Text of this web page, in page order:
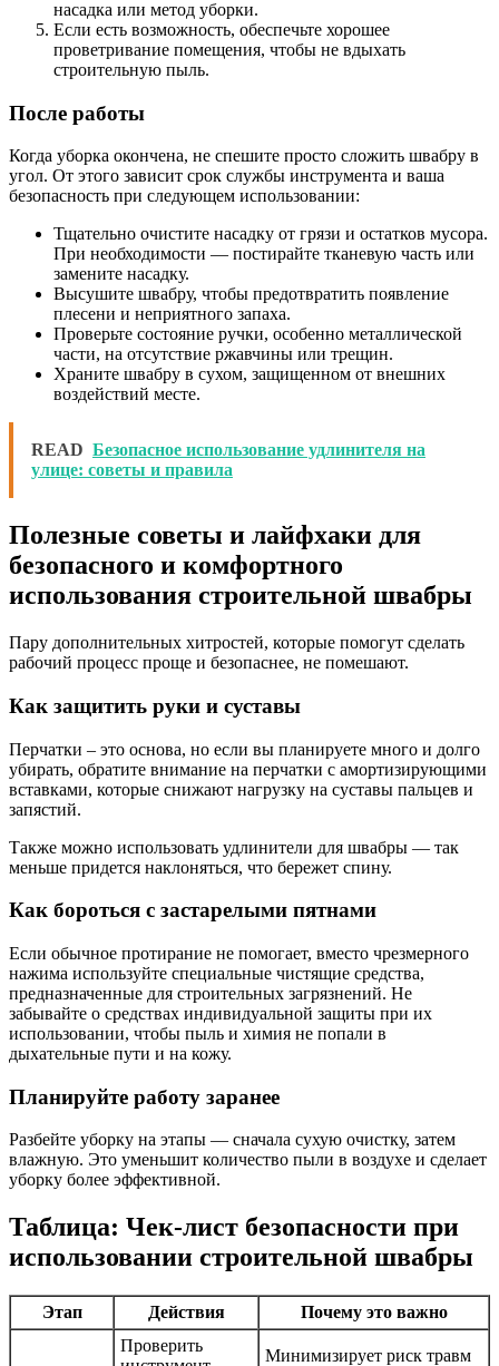
насадка или метод уборки.
Если есть возможность, обеспечьте хорошее
проветривание помещения, чтобы не вдыхать
строительную пыль.
После работы
Когда уборка окончена, не спешите просто сложить швабру в
угол. От этого зависит срок службы инструмента и ваша
безопасность при следующем использовании:
Тщательно очистите насадку от грязи и остатков мусора.
При необходимости — постирайте тканевую часть или
замените насадку.
Высушите швабру, чтобы предотвратить появление
плесени и неприятного запаха.
Проверьте состояние ручки, особенно металлической
части, на отсутствие ржавчины или трещин.
Храните швабру в сухом, защищенном от внешних
воздействий месте.
READ Безопасное использование удлинителя на
улице: советы и правила
Полезные советы и лайфхаки для
безопасного и комфортного
использования строительной швабры
Пару дополнительных хитростей, которые помогут сделать
рабочий процесс проще и безопаснее, не помешают.
Как защитить руки и суставы
Перчатки – это основа, но если вы планируете много и долго
убирать, обратите внимание на перчатки с амортизирующими
вставками, которые снижают нагрузку на суставы пальцев и
запястий.
Также можно использовать удлинители для швабры — так
меньше придется наклоняться, что бережет спину.
Как бороться с застарелыми пятнами
Если обычное протирание не помогает, вместо чрезмерного
нажима используйте специальные чистящие средства,
предназначенные для строительных загрязнений. Не
забывайте о средствах индивидуальной защиты при их
использовании, чтобы пыль и химия не попали в
дыхательные пути и на кожу.
Планируйте работу заранее
Разбейте уборку на этапы — сначала сухую очистку, затем
влажную. Это уменьшит количество пыли в воздухе и сделает
уборку более эффективной.
Таблица: Чек-лист безопасности при
использовании строительной швабры
Этап Действия
Почему это важно
Проверить
Минимизирует риск травм